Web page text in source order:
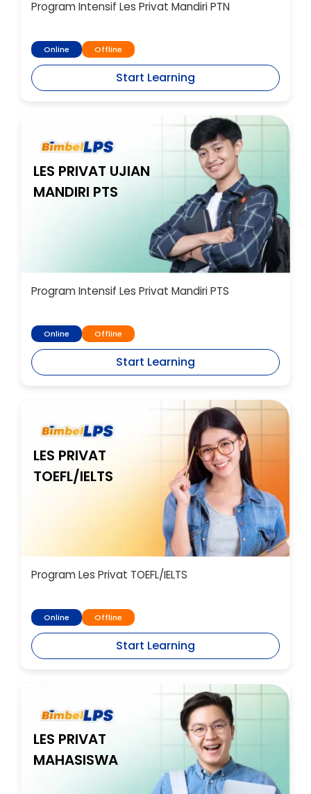
Program Intensif Les Privat Mandiri PTN
Online Offline
Start Learning
LES PRIVAT UJIAN
MANDIRI PTS
Program Intensif Les Privat Mandiri PTS
Online Offline
Start Learning
LES PRIVAT
TOEFL/IELTS
Program Les Privat TOEFL/IELTS
Online Offline
Start Learning
LES PRIVAT
MAHASISWA